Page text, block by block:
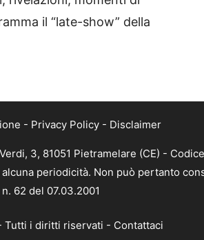
il “late-show” della
- Privacy Policy - Disclaimer
3, 81051 Pietramelare (CE) -
periodicità. Non può pertanto
62 del 07.03.2001
i diritti riservati - Contattaci